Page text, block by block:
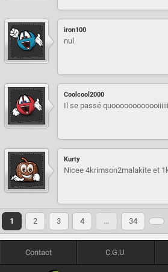
iron100
nul
Coolcool2000
Il se passé
Kurty
Nicee 4krimson2malakite et
1 2 3 4 … 34
Contact C.G.U.